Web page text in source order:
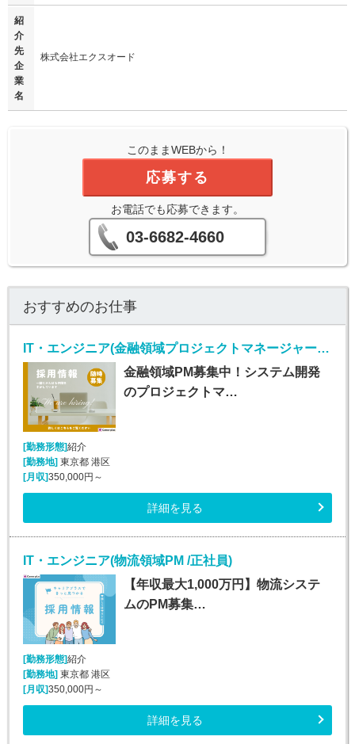
紹
介
先
企
業
名
株式会社エクスオード
このままWEBから！
応募する
お電話でも応募できます。
03-6682-4660
おすすめのお仕事
IT・エンジニア(金融領域プロジェクトマネージャー/正社員)
金融領域PM募集中！システム開発
のプロジェクトマ…
[勤務形態]紹介
[勤務地]東京都 港区
[月収]350,000円～
詳細を見る
IT・エンジニア(物流領域PM /正社員)
【年収最大1,000万円】物流システ
ムのPM募集…
[勤務形態]紹介
[勤務地]東京都 港区
[月収]350,000円～
詳細を見る